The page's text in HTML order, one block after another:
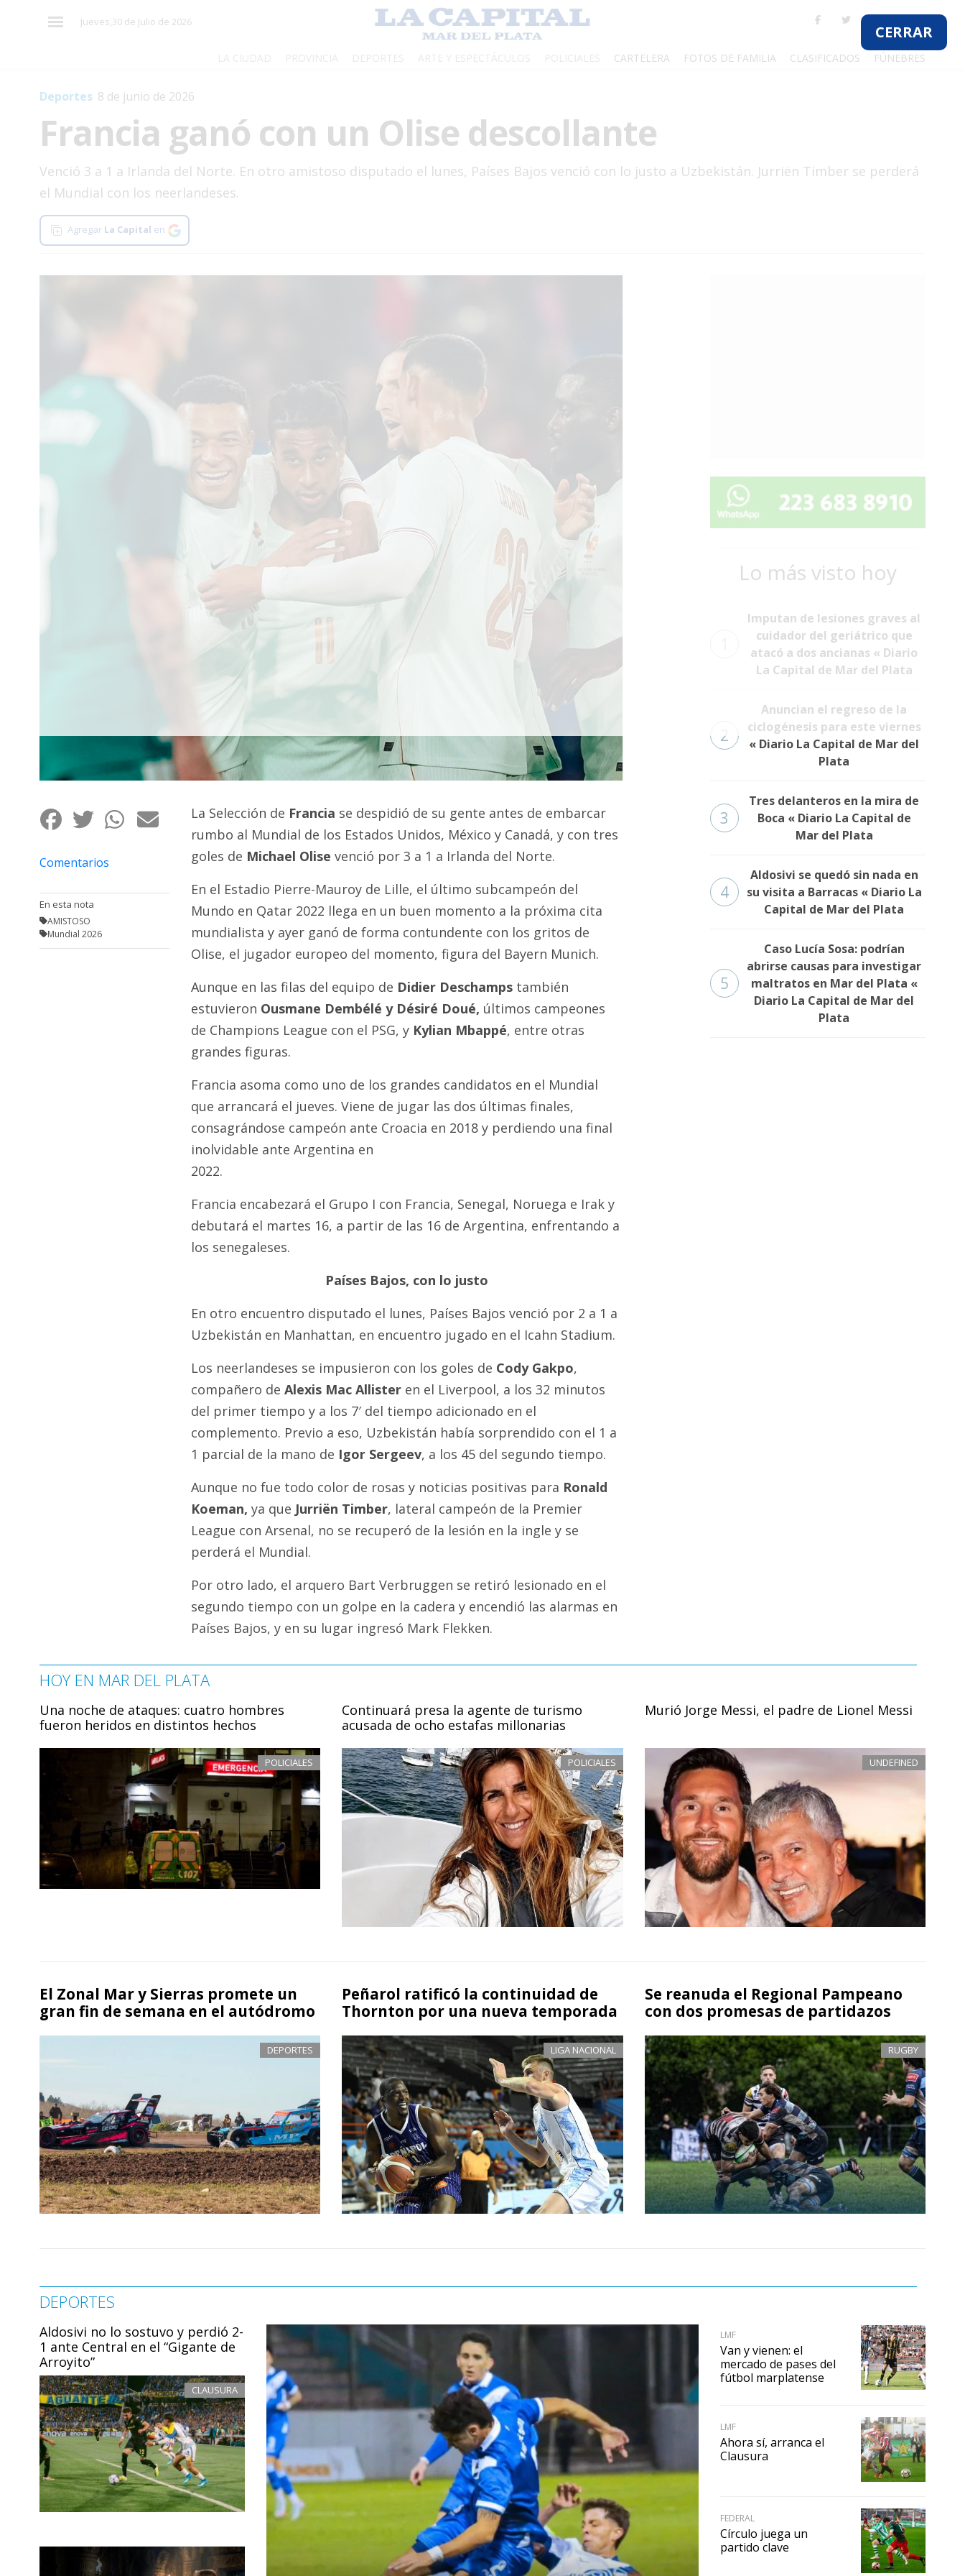
Jueves,30 de Julio de 2026
CARTELERA FOTOS DE FAMILIA CLASIFICADOS FÚNEBRES
Cultura
Espectáculos
Deportes 8 de junio de 2026
Francia ganó con un Olise descollante
Venció 3 a 1 a Irlanda del Norte. En otro amistoso disputado el lunes, Países Bajos venció con lo justo a Uzbekistán. Jurriën Timber se perderá
el Mundial con los neerlandeses.
Agregar La Capital en
Comentarios
En esta nota
AMISTOSO
Mundial 2026
La Selección de Francia se despidió de su gente antes de embarcar
rumbo al Mundial de los Estados Unidos, México y Canadá, y con tres
goles de Michael Olise venció por 3 a 1 a Irlanda del Norte.
En el Estadio Pierre-Mauroy de Lille, el último subcampeón del
Mundo en Qatar 2022 llega en un buen momento a la próxima cita
mundialista y ayer ganó de forma contundente con los gritos de
Olise, el jugador europeo del momento, figura del Bayern Munich.
Aunque en las filas del equipo de Didier Deschampstambién
estuvieron Ousmane Dembélé y Désiré Doué, últimos campeones
de Champions League con el PSG, yKylian Mbappé, entre otras
grandes figuras.
Francia asoma como uno de los grandes candidatos en el Mundial
que arrancará el jueves. Viene de jugar las dos últimas finales,
consagrándose campeón ante Croacia en 2018 y perdiendo una final
inolvidable ante Argentina en
2022.
Francia encabezará el Grupo I con Francia, Senegal, Noruega e Irak y
debutará el martes 16, a partir de las 16 de Argentina, enfrentando a
los senegaleses.
Países Bajos, con lo justo
En otro encuentro disputado el lunes, Países Bajos venció por 2 a 1 a
Uzbekistán en Manhattan, en encuentro jugado en el Icahn Stadium.
Los neerlandeses se impusieron con los goles de Cody Gakpo,
compañero de Alexis Mac Allisteren el Liverpool, a los 32 minutos
del primer tiempo y a los 7′ del tiempo adicionado en el
complemento. Previo a eso, Uzbekistán había sorprendido con el 1 a
1 parcial de la mano de Igor Sergeev, a los 45 del segundo tiempo.
Aunque no fue todo color de rosas y noticias positivas para Ronald
Koeman, ya que Jurriën Timber, lateral campeón de la Premier
League con Arsenal, no se recuperó de la lesión en la ingle y se
perderá el Mundial.
Por otro lado, el arquero Bart Verbruggen se retiró lesionado en el
segundo tiempo con un golpe en la cadera y encendió las alarmas en
Países Bajos, y en su lugar ingresó Mark Flekken.
Lo más visto hoy
Imputan de lesiones graves al
cuidador del geriátrico que
atacó a dos ancianas « Diario
La Capital de Mar del Plata
2
Anuncian el regreso de la
ciclogénesis para este viernes
« Diario La Capital de Mar del
Plata
3
Tres delanteros en la mira de
Boca « Diario La Capital de
Mar del Plata
4
Aldosivi se quedó sin nada en
su visita a Barracas « Diario La
Capital de Mar del Plata
5
Caso Lucía Sosa: podrían
abrirse causas para investigar
maltratos en Mar del Plata «
Diario La Capital de Mar del
Plata
HOY EN MAR DEL PLATA
Una noche de ataques: cuatro hombres
fueron heridos en distintos hechos
POLICIALES
Continuará presa la agente de turismo
acusada de ocho estafas millonarias
POLICIALES
Murió Jorge Messi, el padre de Lionel Messi
UNDEFINED
El Zonal Mar y Sierras promete un
gran fin de semana en el autódromo
DEPORTES
Peñarol ratificó la continuidad de
Thornton por una nueva temporada
LIGA NACIONAL
Se reanuda el Regional Pampeano
con dos promesas de partidazos
RUGBY
DEPORTES
Aldosivi no lo sostuvo y perdió 2-
1 ante Central en el “Gigante de
Arroyito”
CLAUSURA
LMF
Van y vienen: el
mercado de pases del
fútbol marplatense
LMF
Ahora sí, arranca el
Clausura
FEDERAL
Círculo juega un
partido clave